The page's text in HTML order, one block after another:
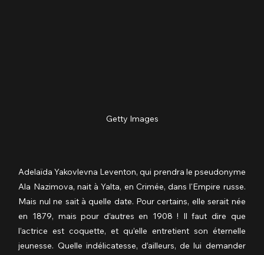
Getty Images
Adelaïda Yakovlevna Leventon, qui prendra le pseudonyme
Ala Nazimova, nait à Yalta, en Crimée, dans l'Empire russe.
Mais nul ne sait à quelle date. Pour certains, elle serait née
en 1879, mais pour d’autres en 1908 ! Il faut dire que
l’actrice est coquette, et qu’elle entretient son éternelle
jeunesse. Quelle indélicatesse, d’ailleurs, de lui demander